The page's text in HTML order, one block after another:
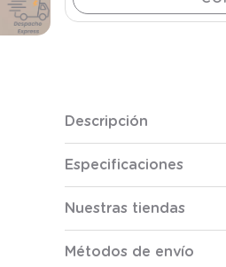
Descripción
Especificaciones
Nuestras tiendas
Métodos de envío